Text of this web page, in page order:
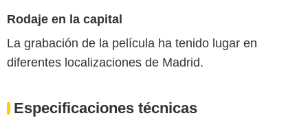
Rodaje en la capital
La grabación de la película ha tenido lugar en
diferentes localizaciones de Madrid.
Especificaciones técnicas